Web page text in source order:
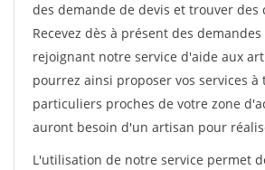
des demande de devis et trouver des
Recevez dès à présent des
rejoignant notre service d'aide aux
pourrez ainsi proposer vos services à
particuliers proches de votre zone
auront besoin d'un artisan pour
L'utilisation de notre service permet